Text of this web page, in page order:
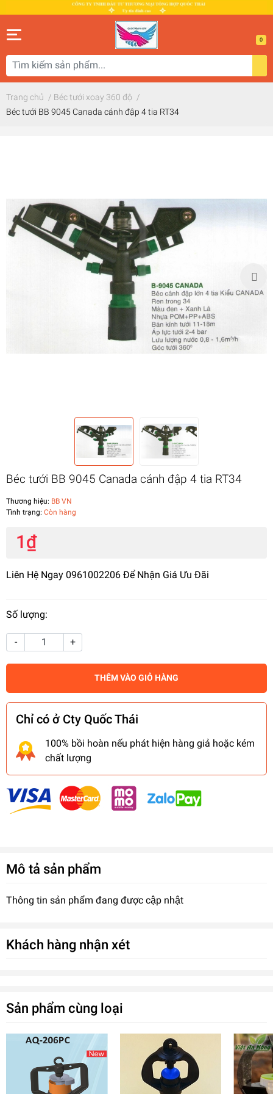
0
Trang chủ / Béc tưới xoay 360 độ /
Béc tưới BB 9045 Canada cánh đập 4 tia RT34
Béc tưới BB 9045 Canada cánh đập 4 tia RT34
Thương hiệu: BB VN
Tình trạng: Còn hàng
1₫
Liên Hệ Ngay 0961002206 Để Nhận Giá Ưu Đãi
Số lượng:
- +
THÊM VÀO GIỎ HÀNG
Chỉ có ở Cty Quốc Thái
100% bồi hoàn nếu phát hiện hàng giả hoặc kém
chất lượng
Mô tả sản phẩm
Thông tin sản phẩm đang được cập nhật
Khách hàng nhận xét
Sản phẩm cùng loại